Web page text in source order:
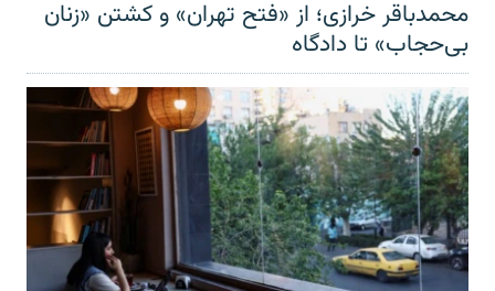
محمدباقر خرازی؛ از «فتح تهران» و کشتن «زنان
بی‌حجاب» تا دادگاه